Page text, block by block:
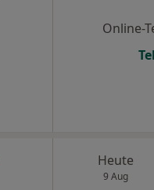
Online-
Heute
9 Aug